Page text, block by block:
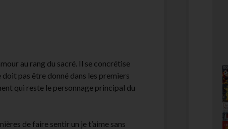
au rang du sacré. Il se concrétise
doit pas être donné dans les premiers
qui reste le personnage principal du
de faire sentir un je t’aime sans